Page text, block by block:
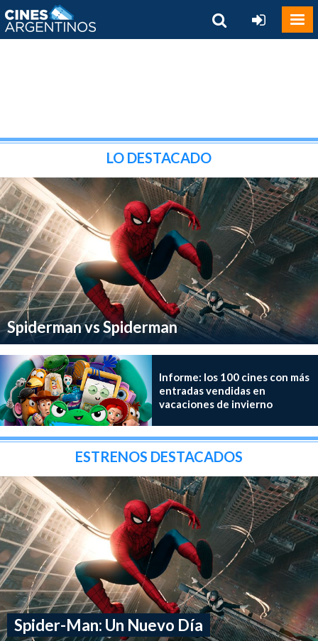
LO DESTACADO
Spiderman vs Spiderman
Informe: los 100 cines con más
entradas vendidas en
vacaciones de invierno
ESTRENOS DESTACADOS
Spider-Man: Un Nuevo Día